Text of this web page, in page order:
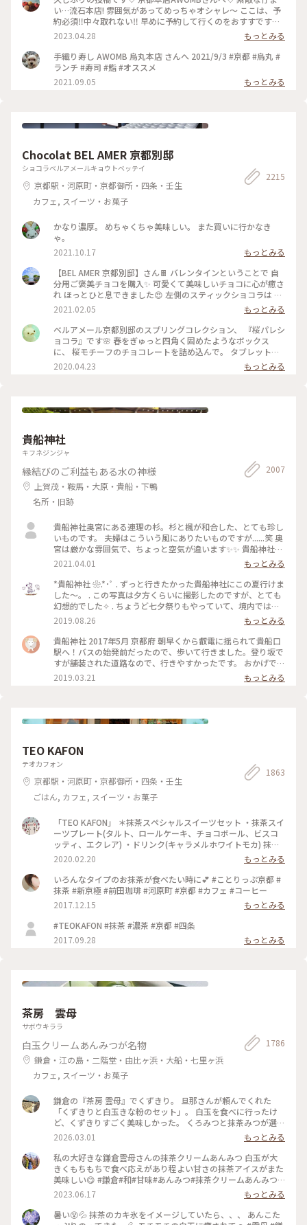
い…流石本店! 雰囲気があってめっちゃオシャレ〜 ここは、予
約必須‼︎中々取れない‼︎ 早めに予約して行くのをおすすです♡
GW人すごそうですね… #京都 #AWOMB #烏丸本店 #手織り寿
司
2023.04.28
もっとみる
手織り寿し AWOMB 烏丸本店 さんへ 2021/9/3 #京都 #烏丸 #
ランチ #寿司 #鮨 #オススメ
2021.09.05
もっとみる
Chocolat BEL AMER 京都別邸
ショコラベルアメールキョウトベッテイ
京都駅・河原町・京都御所・四条・壬生
カフェ, スイーツ・お菓子
2215
かなり濃厚。 めちゃくちゃ美味しい。 また買いに行かなき
ゃ。
2021.10.17
もっとみる
【BEL AMER 京都別邸】さん🍫 バレンタインということで 自
分用ご褒美チョコを購入✨ 可愛くて美味しいチョコに心が癒さ
れ ほっとひと息できました😍 左側のスティックショコラは キ
ャラメルやルビーチョコ、 右側はお酒入りチョコや 京都産の
抹茶や宮崎県産日向夏 愛媛県産ほうじ茶など チョコと一言で
言っても たくさんの味を楽しめる✨ パッケージやデザインも
とても可愛いので ご褒美チョコでもプレゼント用でも どちら
にもおすすめの詰め合わせです♡ #ほっとひと息 #バレンタイ
2021.02.05
もっとみる
ベルアメール京都別邸のスプリングコレクション、 『桜パレシ
ョコラ』です🌸 春をぎゅっと四角く固めたようなボックス
に、 桜モチーフのチョコレートを詰め込んで。 タブレットも
良いですが、丸いかたちは 丸窓から桜を覗くような和を感じ
ます。 右から ・桜ブラン・桜ノワール・桜ルビー・桜ミル
香りのミルクチョコやルビーチョコを使用し、 一枚ずつ違う
桜 #桜スイーツ #和スイーツ #チョコレート #お取り寄せ #手み
やげ #おみやげ
2020.04.23 もっとみる
貴船神社
キフネジンジャ
縁結びのご利益もある水の神様
上賀茂・鞍馬・大原・貴船・下鴨
名所・旧跡
2007
貴船神社奥宮にある連理の杉。杉と楓が和合した、とても珍し
いものです。 夫婦はこういう風にありたいものですが......笑 奥
宮は厳かな雰囲気で、ちょっと空気が違います✨✨ 貴船神社ま
で行かれたら、是非行ってみてほしいです。
2021.04.01
もっとみる
*貴船神社 ❀.*･ﾟ . ずっと行きたかった貴船神社にこの夏行けま
した～。 . この写真は夕方くらいに撮影したのですが、とても
幻想的でした✧︎ . ちょうど七夕祭りもやっていて、境内では七
夕がたくさんありました🎋✧̣̥̇ . #貴船神社 #神社巡り #旅のひと
とき #夏旅2019
2019.08.26
もっとみる
貴船神社 2017年5月 京都府 朝早くから叡電に揺られて貴船口
駅へ！バスの始発前だったので、歩いて行きました。登り坂で
すが舗装された道路なので、行きやすかったです。 おかげで人
の少ないシーンとした空気を味わえたので良かったです。 御朱
印ももらえて大満足でした☺️ 京都旅行は早寝早起きになりま
2019.03.21 もっとみる
TEO KAFON
テオカフォン
京都駅・河原町・京都御所・四条・壬生
ごはん, カフェ, スイーツ・お菓子
1863
「TEO KAFON」 ＊抹茶スペシャルスイーツセット ・抹茶スイ
ーツプレート(タルト、ロールケーキ、チョコボール、ビスコ
ッティ、エクレア) ・ドリンク(キャラメルホワイトモカ) 抹茶
三昧出来て大満足したそうです。 フォークを2本用意して頂い
たのですが、娘一人で完食でした。 #TEO KAFON#抹茶三昧#
プチことりっぷ京都#冬のおでかけ
2020.02.20
もっとみる
いろんなタイプのお抹茶が食べたい時に💕 #ことりっぷ京都 #
抹茶 #新京極 #前田珈琲 #河原町 #京都 #カフェ #コーヒー
2017.12.15
もっとみる
#TEOKAFON #抹茶 #濃茶 #京都 #四条
2017.09.28
もっとみる
茶房 雲母
サボウキララ
白玉クリームあんみつが名物
鎌倉・江の島・二階堂・由比ヶ浜・大船・七里ヶ浜
カフェ, スイーツ・お菓子
1786
鎌倉の『茶房 雲母』でくずきり。 旦那さんが頼んでくれた
「くずきりと白玉きな粉のセット」。 白玉を食べに行ったけ
ど、くずきりすごく美味しかった。 くろみつと抹茶みつが選べ
ます。 1時間待ちを想定して行ったら、30分も待たずに入れ
た。 梅の見える特等席。 けど、席についてから出てくるまで
30分弱かかったので、だいたい1時間。 1時間くらいなら、並
んでも食べたいクオリティ。 #神奈川#鎌倉#茶房雲母#白玉#お
もちずき#Ayuのおやつ#はじめての鎌倉
2026.03.01
もっとみる
私の大好きな鎌倉雲母さんの抹茶クリームあんみつ 白玉が大
きくもちもちで食べ応えがあり程よい甘さの抹茶アイスがまた
美味しい😋 #鎌倉#和#甘味#あんみつ#抹茶クリームあんみつ#
雲母
2023.06.17
もっとみる
暑い😵💦 抹茶のカキ氷をイメージしていたら、、、 あんこた